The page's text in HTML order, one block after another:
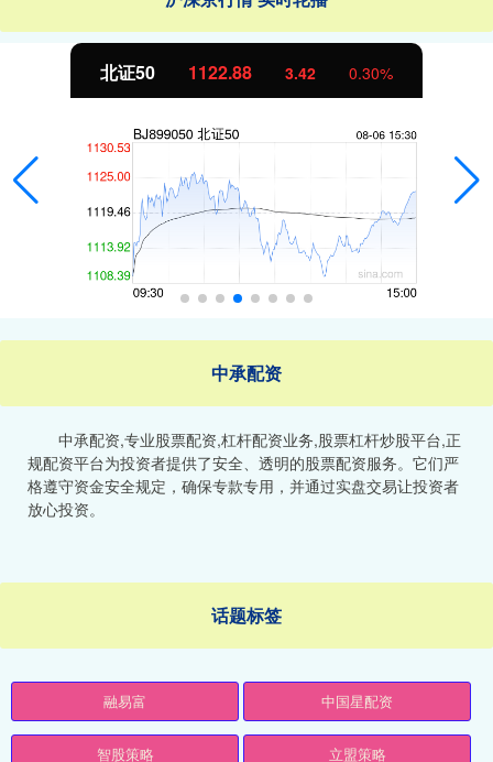
北证50 1122.88 3.42 0.30%
中承配资
中承配资,专业股票配资,杠杆配资业务,股票杠杆炒股平台,正
规配资平台为投资者提供了安全、透明的股票配资服务。它们严
格遵守资金安全规定，确保专款专用，并通过实盘交易让投资者
放心投资。
话题标签
融易富 中国星配资
智股策略 立盟策略